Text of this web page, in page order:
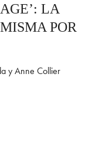
LA
POR
y Anne Collier